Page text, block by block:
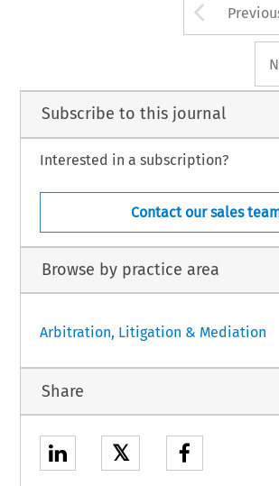
Subscribe to this journal
Interested in a subscription?
Contact our sales
Browse by practice area
Arbitration, Litigation & Mediation
Share
𝕏